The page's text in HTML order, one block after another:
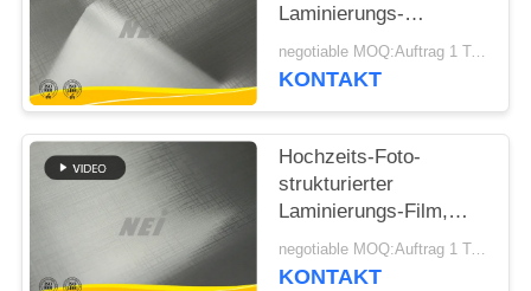
PRIVACY
POLICY
Laminierungs-
Filmstreifen für
Verpacken-/
negotiable MOQ:Auftrag 1 Tonnen-/Spur verkäuflich
KONTAKT
Hochzeits-Foto-
strukturierter
Laminierungs-Film,
trockene heiße
lamellierende
negotiable MOQ:Auftrag 1 Tonnen-/Spur verkäuflich
KONTAKT